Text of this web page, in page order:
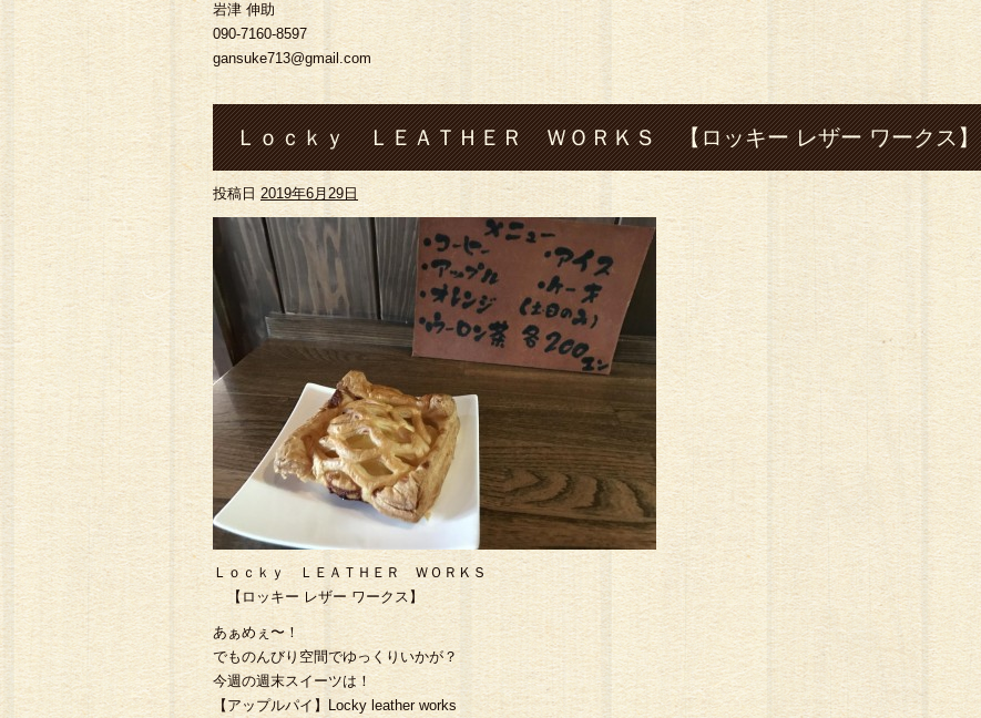
岩津 伸助
090-7160-8597
gansuke713@gmail.com
Ｌｏｃｋｙ ＬＥＡＴＨＥＲ ＷＯＲＫＳ 【ロッキー レザー ワークス】
アップルパイ#熊本#菊池市#七城#leather# レザー#革#ハンドメイド#財布#
ロングウォレット#コインケ ース#バッグ#ハーレー#shovel-head#silver#シ
ルバーアクセサリ ー#バングル#フェザー#指輪#cafe#コーヒー#ツーリング
#トラ ッカーウォレット#スイーツ
投稿日 2019年6月29日
Ｌｏｃｋｙ ＬＥＡＴＨＥＲ ＷＯＲＫＳ
【ロッキー レザー ワークス】
あぁめぇ〜！
でものんびり空間でゆっくりいかが？
今週の週末スイーツは！
【アップルパイ】Locky leather works